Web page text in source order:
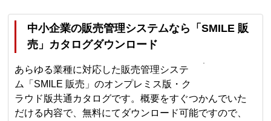
中小企業の販売管理システムなら「SMILE 販
売」カタログダウンロード
あらゆる業種に対応した販売管理システ
ム「SMILE 販売」のオンプレミス版・ク
ラウド版共通カタログです。概要をすぐつかんでいた
だける内容で、無料にてダウンロード可能ですので、